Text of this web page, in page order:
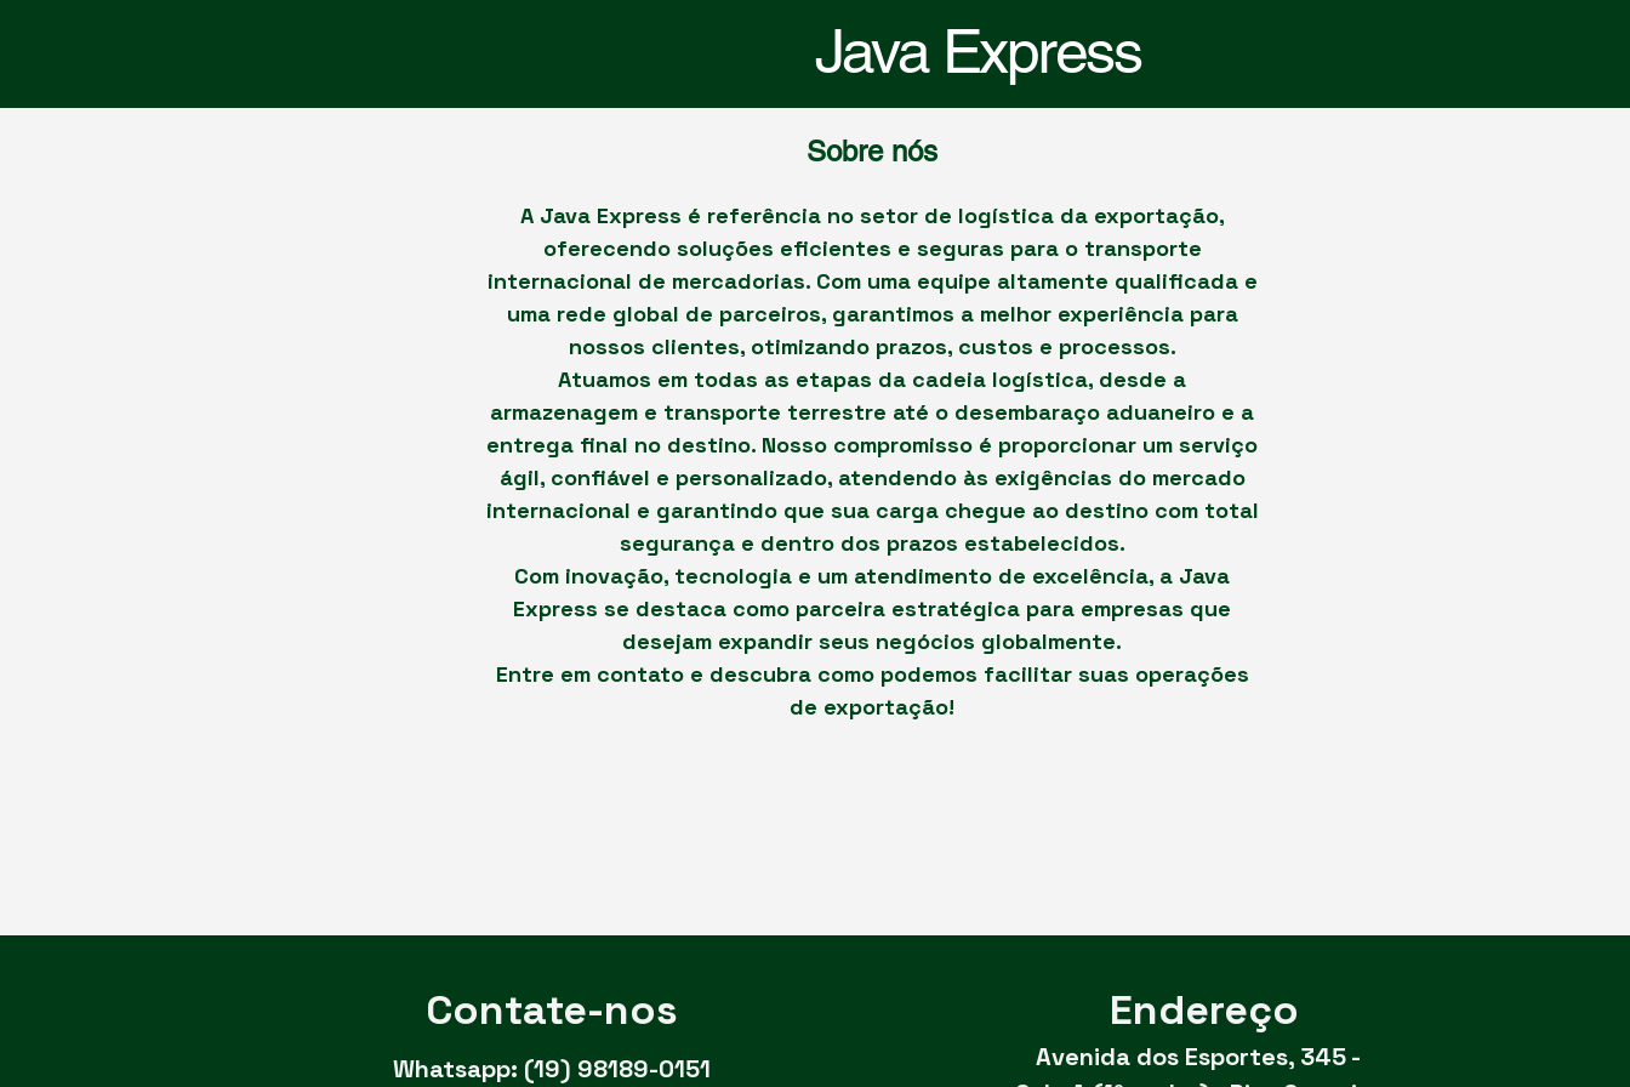
Java Express
Sobre nós
A Java Express é referência no setor de logística da exportação,
oferecendo soluções eficientes e seguras para o transporte
internacional de mercadorias. Com uma equipe altamente qualificada e
uma rede global de parceiros, garantimos a melhor experiência para
nossos clientes, otimizando prazos, custos e processos.
Atuamos em todas as etapas da cadeia logística, desde a
armazenagem e transporte terrestre até o desembaraço aduaneiro e a
entrega final no destino. Nosso compromisso é proporcionar um serviço
ágil, confiável e personalizado, atendendo às exigências do mercado
internacional e garantindo que sua carga chegue ao destino com total
segurança e dentro dos prazos estabelecidos.
Com inovação, tecnologia e um atendimento de excelência, a Java
Express se destaca como parceira estratégica para empresas que
desejam expandir seus negócios globalmente.
Entre em contato e descubra como podemos facilitar suas operações
de exportação!
Contate-nos Endereço
Avenida dos Esportes, 345 -
Whatsapp: (19) 98189-0151